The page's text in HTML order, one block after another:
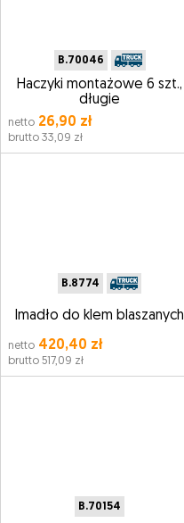
B.70046
Haczyki montażowe 6 szt.,
długie
netto 26,90 zł
brutto 33,09 zł
B.8774
Imadło do klem blaszanych
netto 420,40 zł
brutto 517,09 zł
B.70154